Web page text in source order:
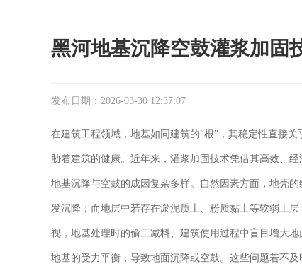
黑河地基沉降空鼓灌浆加固
发布日期：2026-03-30 12:37:07
在建筑工程领域，地基如同建筑的“根”，其稳定性直接
胁着建筑的健康。近年来，灌浆加固技术凭借其高效、
地基沉降与空鼓的成因复杂多样。自然因素方面，地壳
发沉降；而地层中若存在淤泥质土、粉质黏土等软弱土
视，地基处理时的偷工减料、建筑使用过程中盲目增大
地基的受力平衡，导致地面沉降或空鼓。这些问题若不